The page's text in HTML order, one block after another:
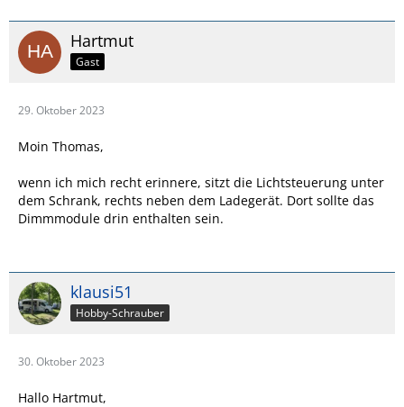
Hartmut
Gast
29. Oktober 2023
Moin Thomas,
wenn ich mich recht erinnere, sitzt die Lichtsteuerung unter
dem Schrank, rechts neben dem Ladegerät. Dort sollte das
Dimmmodule drin enthalten sein.
klausi51
Hobby-Schrauber
30. Oktober 2023
Hallo Hartmut,